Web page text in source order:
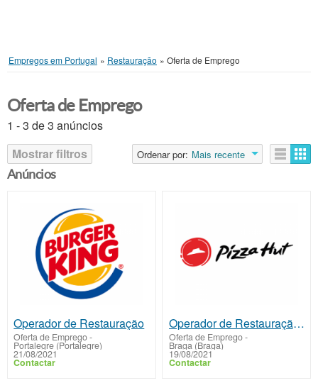
Empregos em Portugal » Restauração » Oferta de Emprego
Oferta de Emprego
1 - 3 de 3 anúncios
Mostrar filtros
Ordenar por: Mais recente
Anúncios
Operador de Restauração
Oferta de Emprego-
Portalegre (Portalegre)
21/08/2021
Contactar
Operador de Restauração (Braga)
Oferta de Emprego-
Braga (Braga)
19/08/2021
Contactar